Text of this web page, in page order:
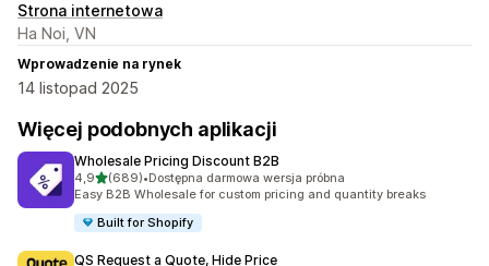
Strona internetowa
Ha Noi, VN
Wprowadzenie na rynek
14 listopad 2025
Więcej podobnych aplikacji
Wholesale Pricing Discount B2B
4,9na 5 gwiazdek
(689)
Łączna liczba recenzji: 689
•Dostępna darmowa wersja próbna
Easy B2B Wholesale for custom pricing and quantity breaks
Built for Shopify
QS Request a Quote, Hide Price